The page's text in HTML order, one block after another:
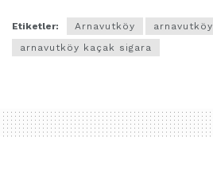
Etiketler: Arnavutköy
arnavutköy kaçak sigara